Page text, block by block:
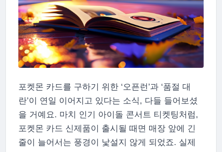
포켓몬 카드를 구하기 위한 ‘오픈런’과 ‘품절 대
란’이 연일 이어지고 있다는 소식, 다들 들어보셨
을 거예요. 마치 인기 아이돌 콘서트 티켓팅처럼,
포켓몬 카드 신제품이 출시될 때면 매장 앞에 긴
줄이 늘어서는 풍경이 낯설지 않게 되었죠. 실제